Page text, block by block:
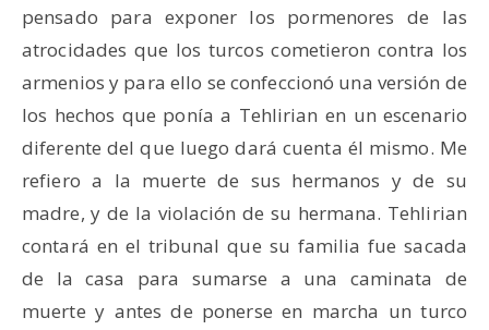
pensado para exponer los pormenores de las
atrocidades que los turcos cometieron contra los
armenios y para ello se confeccionó una versión de
los hechos que ponía a Tehlirian en un escenario
diferente del que luego dará cuenta él mismo. Me
refiero a la muerte de sus hermanos y de su
madre, y de la violación de su hermana. Tehlirian
contará en el tribunal que su familia fue sacada
de la casa para sumarse a una caminata de
muerte y antes de ponerse en marcha un turco